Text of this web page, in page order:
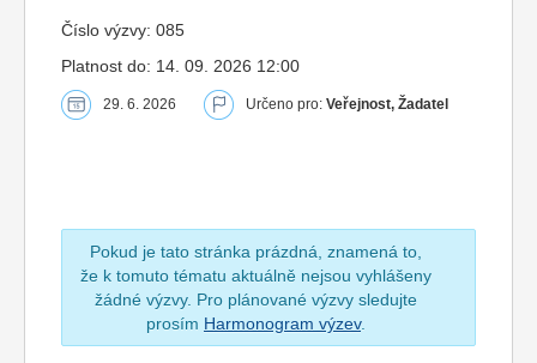
Číslo výzvy: 085
Platnost do: 14. 09. 2026 12:00
29. 6. 2026 Určeno pro: Veřejnost, Žadatel
Pokud je tato stránka prázdná, znamená to,
že k tomuto tématu aktuálně nejsou vyhlášeny
žádné výzvy. Pro plánované výzvy sledujte
prosím Harmonogram výzev.